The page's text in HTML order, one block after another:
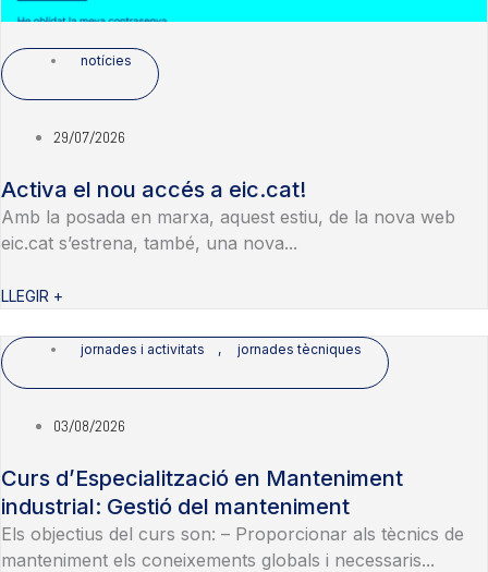
notícies
29/07/2026
Activa el nou accés a eic.cat!
Amb la posada en marxa, aquest estiu, de la nova web
eic.cat s’estrena, també, una nova...
LLEGIR +
jornades i activitats , jornades tècniques
03/08/2026
Curs d’Especialització en Manteniment
industrial: Gestió del manteniment
Els objectius del curs son: – Proporcionar als tècnics de
manteniment els coneixements globals i necessaris...